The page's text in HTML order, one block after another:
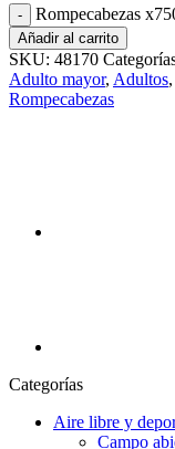
Rompecabezas
Añadir al carrito
SKU: 48170
Adulto mayor, Adultos,
Rompecabezas
Categorías
Aire libre y
Campo